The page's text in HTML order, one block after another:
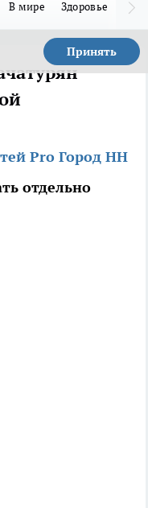
В мире Здоровье
Принять
Pro Город НН
отдельно